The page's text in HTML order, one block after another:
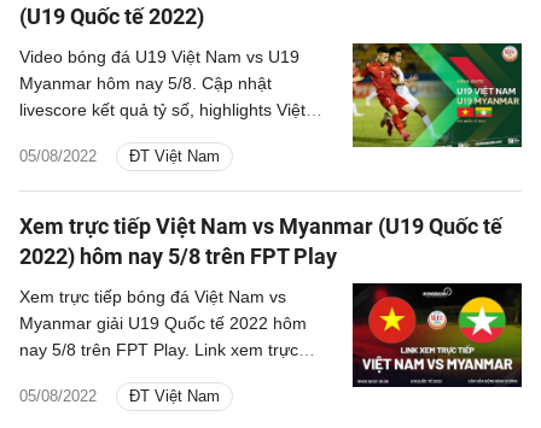
(U19 Quốc tế 2022)
05/08/2022 ĐT Việt Nam
Video bóng đá U19 Việt Nam vs U19
Myanmar hôm nay 5/8. Cập nhật
livescore kết quả tỷ số, highlights Việt
nhất.
Xem trực tiếp Việt Nam vs Myanmar (U19 Quốc tế
2022) hôm nay 5/8 trên FPT Play
05/08/2022 ĐT Việt Nam
Xem trực tiếp bóng đá Việt Nam vs
Myanmar giải U19 Quốc tế 2022 hôm
nay 5/8 trên FPT Play. Link xem trực
Myanmar Full HD.